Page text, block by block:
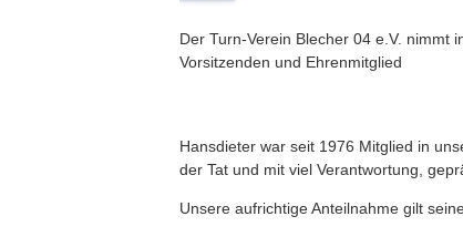
Der Turn-Verein Blecher 04 e.V. nimmt
Vorsitzenden und Ehrenmitglied
Hansdieter war seit 1976 Mitglied in
der Tat und mit viel Verantwortung,
Unsere aufrichtige Anteilnahme gilt